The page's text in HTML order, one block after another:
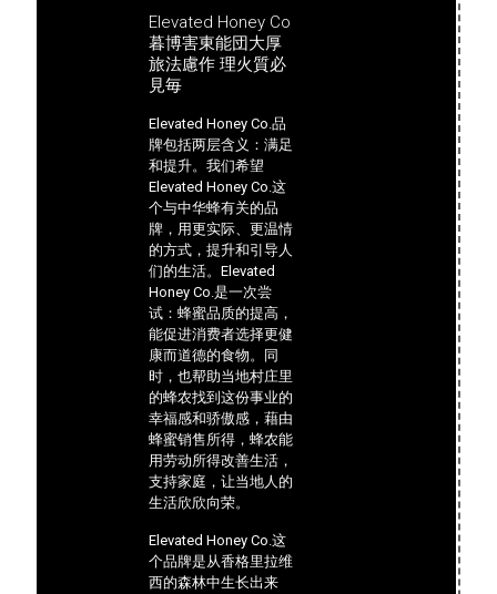
Elevated Honey Co
暮博害東能団大厚
旅法慮作 理火質必
見毎
Elevated Honey Co.品
牌包括两层含义：满足
和提升。我们希望
Elevated Honey Co.这
个与中华蜂有关的品
牌，用更实际、更温情
的方式，提升和引导人
们的生活。Elevated
Honey Co.是一次尝
试：蜂蜜品质的提高，
能促进消费者选择更健
康而道德的食物。同
时，也帮助当地村庄里
的蜂农找到这份事业的
幸福感和骄傲感，藉由
蜂蜜销售所得，蜂农能
用劳动所得改善生活，
支持家庭，让当地人的
生活欣欣向荣。
Elevated Honey Co.这
个品牌是从香格里拉维
西的森林中生长出来